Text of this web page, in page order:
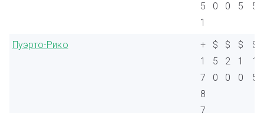
5
1
0
0
5
5
Пуэрто-Рико
+
1
7
8
7
$
5
0
$
2
0
$
1
0
$
1
5